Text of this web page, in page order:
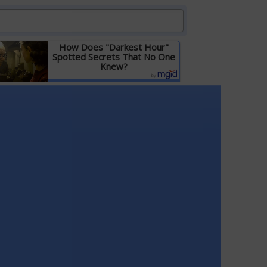
How Does "Darkest Hour"
Spotted Secrets That No One
Knew?
Детальніше